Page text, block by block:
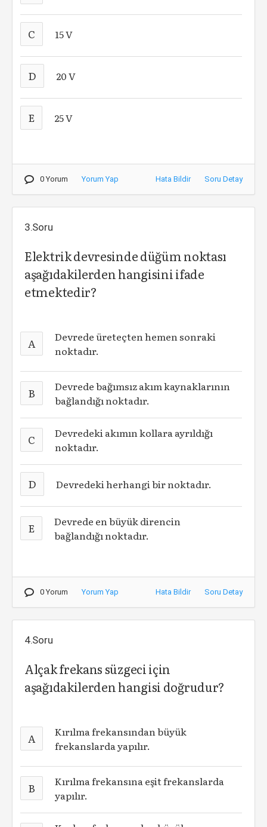
C 15 V
D 20 V
E 25 V
0 Yorum Yorum Yap Hata Bildir Soru Detay
3.Soru
Elektrik devresinde düğüm noktası
aşağıdakilerden hangisini ifade
etmektedir?
A
Devrede üreteçten hemen sonraki
noktadır.
B
Devrede bağımsız akım kaynaklarının
bağlandığı noktadır.
C
Devredeki akımın kollara ayrıldığı
noktadır.
D Devredeki herhangi bir noktadır.
E
Devrede en büyük direncin
bağlandığı noktadır.
0 Yorum Yorum Yap Hata Bildir Soru Detay
4.Soru
Alçak frekans süzgeci için
aşağıdakilerden hangisi doğrudur?
A
Kırılma frekansından büyük
frekanslarda yapılır.
B
Kırılma frekansına eşit frekanslarda
yapılır.